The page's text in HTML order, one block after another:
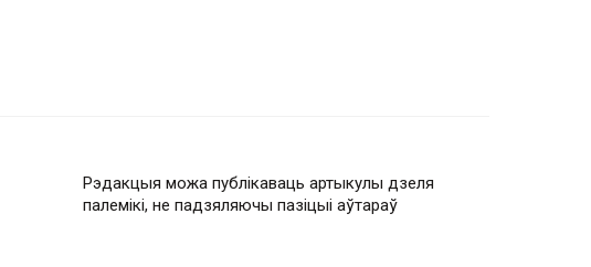
Рэдакцыя можа публікаваць артыкулы дзеля
палемікі, не падзяляючы пазіцыі аўтараў